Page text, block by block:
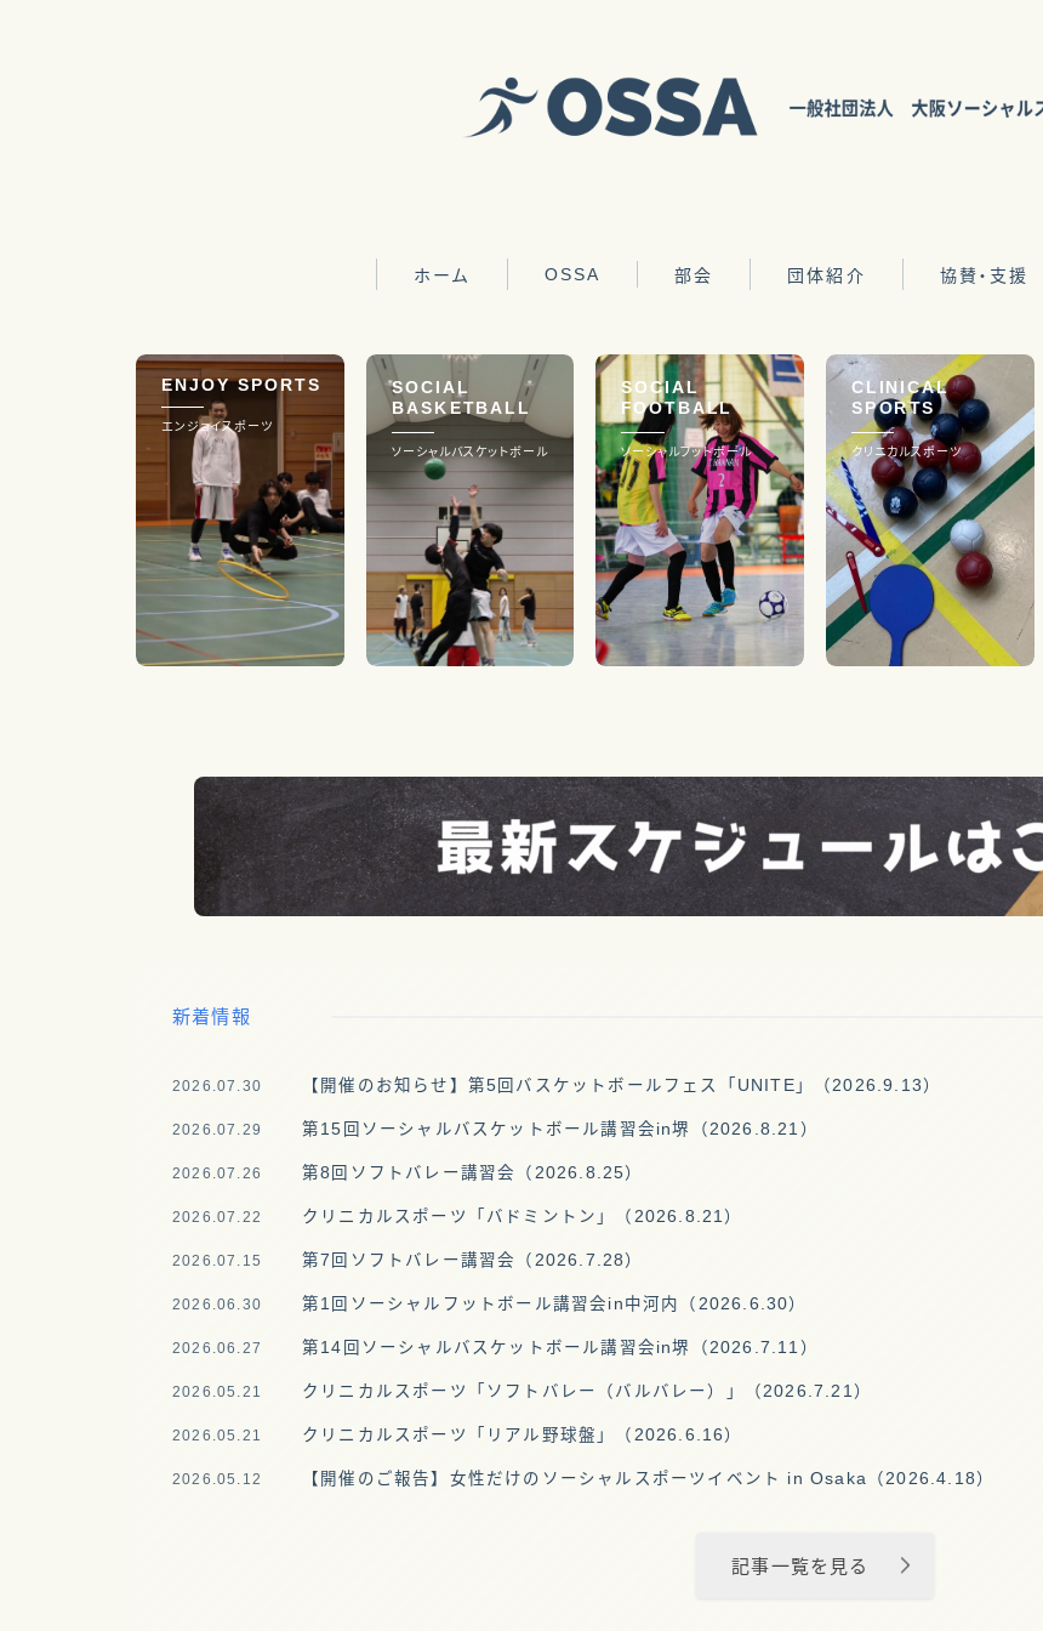
ホーム OSSA
理事役員
沿革
部会
ソーシャルバスケットボール
ソフトバレー
クリニカルスポーツ
エンジョイスポーツ
ガバナンス
団体紹介
事業所
その他
協賛・支援
チャリティーグッズ
寄付金募集
エンジョイスポーツ
ENJOY SPORTS
ソーシャルバスケットボール
SOCIAL
BASKETBALL
ソーシャルフットボール
SOCIAL
FOOTBALL
クリニカルスポーツ
CLINICAL
SPORTS
新着情報
【開催のお知らせ】第5回バスケットボールフェス「UNITE」（2026.9.13）
2026.07.30
第15回ソーシャルバスケットボール講習会in堺（2026.8.21）
2026.07.29
第8回ソフトバレー講習会（2026.8.25）
2026.07.26
クリニカルスポーツ「バドミントン」（2026.8.21）
2026.07.22
第7回ソフトバレー講習会（2026.7.28）
2026.07.15
第1回ソーシャルフットボール講習会in中河内（2026.6.30）
2026.06.30
第14回ソーシャルバスケットボール講習会in堺（2026.7.11）
2026.06.27
クリニカルスポーツ「ソフトバレー（バルバレー）」（2026.7.21）
2026.05.21
クリニカルスポーツ「リアル野球盤」（2026.6.16）
2026.05.21
【開催のご報告】女性だけのソーシャルスポーツイベント in Osaka（2026.4.18）
2026.05.12
記事一覧を見る